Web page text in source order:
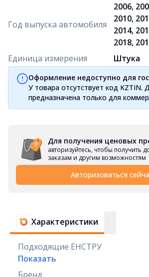
Год выпуска автомобиля
2006,
2010,
2014,
2018,
Единица измерения
Штука
Оформление недоступно для
У товара отсутствует код KZTIN.
предназначена только для
Для получения ценовых
авторизуйтесь, чтобы получить
заказам и другим возможностям
Авторизоваться
Характеристики
Подходящие ЕНСТРУ
Показать
Бренд